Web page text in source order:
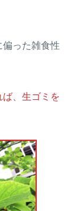
った雑食性
、生ゴミを